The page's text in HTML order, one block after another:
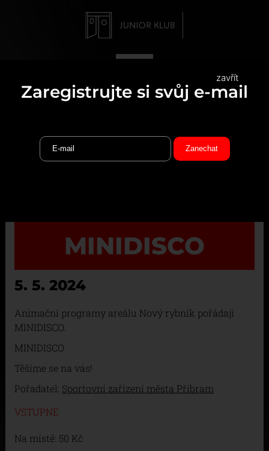
MINIDISCO
5. 5. 2024
Animační programy areálu Nový rybník pořádají
MINIDISCO.
MINIDISCO
Těšíme se na vás!
Pořadatel: Sportovní zařízení města Příbram
VSTUPNÉ
Na místě: 50 Kč
zavřít
Zaregistrujte si svůj e-mail